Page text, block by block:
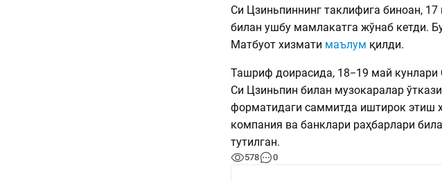
Си Цзиньпиннинг таклифига биноан,
билан ушбу мамлакатга жўнаб кетди.
Матбуот хизмати маълум қилди.
Ташриф доирасида, 18−19 май
Си Цзиньпин билан музокаралар
форматидаги саммитда иштирок этиш
компания ва банклари раҳбарлари
тутилган.
578 0